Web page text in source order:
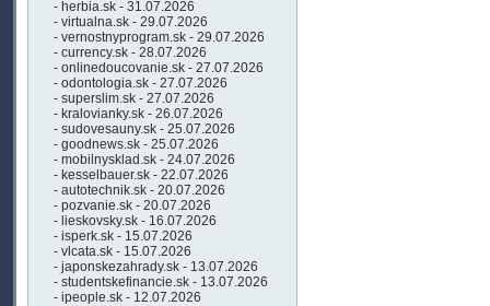
- herbia.sk - 31.07.2026
- virtualna.sk - 29.07.2026
- vernostnyprogram.sk - 29.07.2026
- currency.sk - 28.07.2026
- onlinedoucovanie.sk - 27.07.2026
- odontologia.sk - 27.07.2026
- superslim.sk - 27.07.2026
- kralovianky.sk - 26.07.2026
- sudovesauny.sk - 25.07.2026
- goodnews.sk - 25.07.2026
- mobilnysklad.sk - 24.07.2026
- kesselbauer.sk - 22.07.2026
- autotechnik.sk - 20.07.2026
- pozvanie.sk - 20.07.2026
- lieskovsky.sk - 16.07.2026
- isperk.sk - 15.07.2026
- vlcata.sk - 15.07.2026
- japonskezahrady.sk - 13.07.2026
- studentskefinancie.sk - 13.07.2026
- ipeople.sk - 12.07.2026